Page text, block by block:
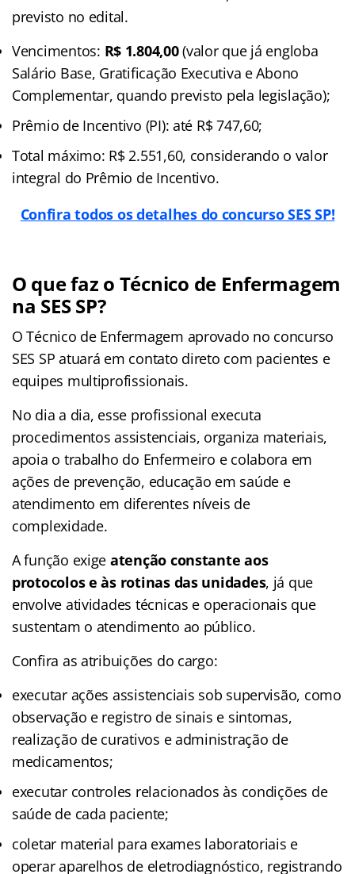
previsto no edital.
Vencimentos: R$ 1.804,00(valor que já engloba
Salário Base, Gratificação Executiva e Abono
Complementar, quando previsto pela legislação);
Prêmio de Incentivo (PI): até R$ 747,60;
Total máximo: R$ 2.551,60, considerando o valor
integral do Prêmio de Incentivo.
Confira todos os detalhes do concurso SES SP!
O que faz o Técnico de Enfermagem
na SES SP?
O Técnico de Enfermagem aprovado no concurso
SES SP atuará em contato direto com pacientes e
equipes multiprofissionais.
No dia a dia, esse profissional executa
procedimentos assistenciais, organiza materiais,
apoia o trabalho do Enfermeiro e colabora em
ações de prevenção, educação em saúde e
atendimento em diferentes níveis de
complexidade.
A função exige atenção constante aos
protocolos e às rotinas das unidades, já que
envolve atividades técnicas e operacionais que
sustentam o atendimento ao público.
Confira as atribuições do cargo:
executar ações assistenciais sob supervisão, como
observação e registro de sinais e sintomas,
realização de curativos e administração de
medicamentos;
executar controles relacionados às condições de
saúde de cada paciente;
coletar material para exames laboratoriais e
operar aparelhos de eletrodiagnóstico, registrando